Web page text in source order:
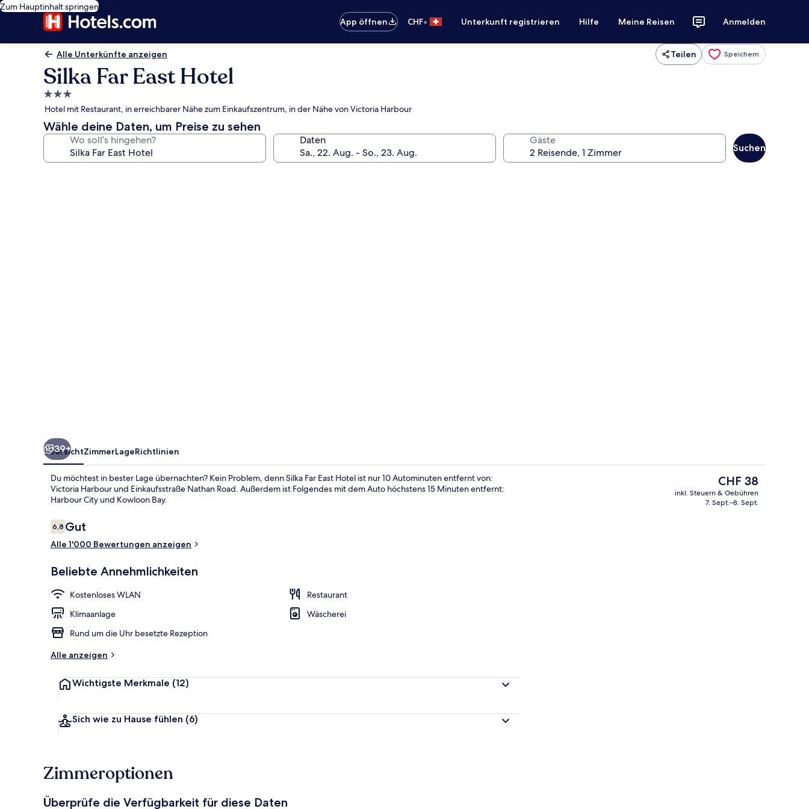
Zum Hauptinhalt springen
App öffnen
CHF• Unterkunft registrieren Hilfe Meine Reisen Anmelden
Alle Unterkünfte anzeigen Teilen Speichern
Silka Far East Hotel
3.0-
Sterne-
Unterkunft
Hotel mit Restaurant, in erreichbarer Nähe zum Einkaufszentrum, in der Nähe von Victoria Harbour
Wähle deine Daten, um Preise zu sehen
Wo soll’s hingehen? Daten Gäste
Suchen
Tägliches kontinentales Frühstück
39+
ÜbersichtZimmerLageRichtlinien
Du möchtest in bester Lage übernachten? Kein Problem, denn Silka Far East Hotel ist nur 10 Autominuten entfernt von:
Victoria Harbour und Einkaufsstraße Nathan Road. Außerdem ist Folgendes mit dem Auto höchstens 15 Minuten entfernt:
Harbour City und Kowloon Bay.
Bewertungen
6,86,8 von 10.
Gut
Alle 1'000 Bewertungen anzeigen
Beliebte Annehmlichkeiten
Kostenloses WLAN
Restaurant
Klimaanlage
Wäscherei
Rund um die Uhr besetzte Rezeption
Alle anzeigen
Wichtigste Merkmale (12)
Sich wie zu Hause fühlen (6)
Der
aktuelle
Preis
CHF 38
inkl. Steuern & Gebühren
7. Sept.–8. Sept.
Zimmeroptionen
Überprüfe die Verfügbarkeit für diese Daten